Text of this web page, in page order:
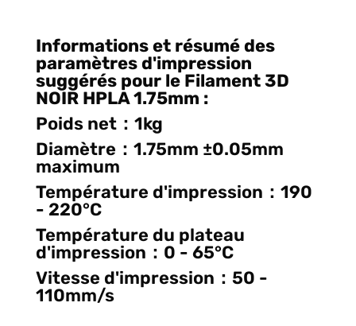
Informations et résumé des
paramètres d'impression
suggérés pour le Filament 3D
NOIR HPLA 1.75mm :
Poids net：1kg
Diamètre：1.75mm ±0.05mm
maximum
Température d'impression：190
- 220°C
Température du plateau
d'impression：0 - 65°C
Vitesse d'impression：50 -
110mm/s